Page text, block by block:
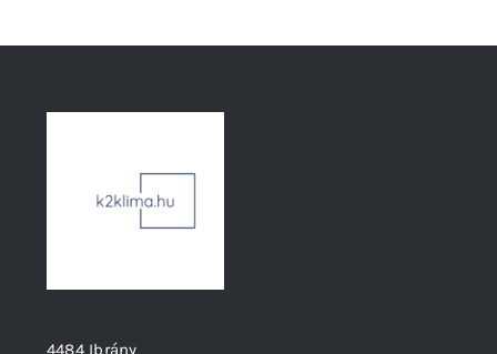
4484 Ibrány